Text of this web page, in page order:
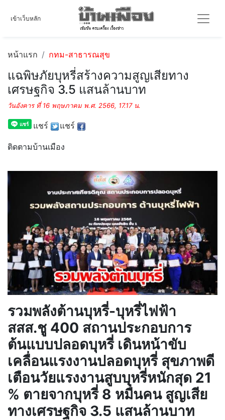
เข้าเว็บหลัก
หน้าแรก กทม-สาธารณสุข
แฉพิษภัยบุหรี่สร้างความสูญเสียทาง
เศรษฐกิจ 3.5 แสนล้านบาท
วันอังคาร ที่ 16 พฤษภาคม พ.ศ. 2566, 17.17 น.
แชร์ แชร์
ติดตามบ้านเมือง
รวมพลังต้านบุหรี่-บุหรี่ไฟฟ้า
สสส.ชู 400 สถานประกอบการ
ต้นแบบปลอดบุหรี่ เดินหน้าขับ
เคลื่อนแรงงานปลอดบุหรี่ สุขภาพดี
เตือนวัยแรงงานสูบบุหรี่หนักสุด 21
% ตายจากบุหรี่ 8 หมื่นคน สูญเสีย
ทางเศรษฐกิจ 3.5 แสนล้านบาท